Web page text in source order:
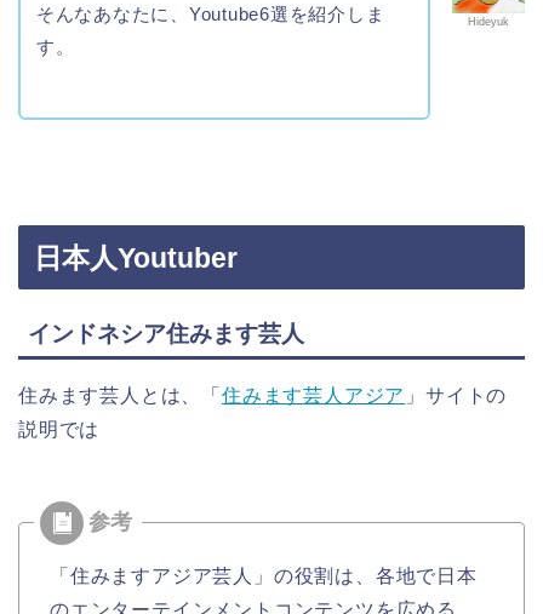
Hideyuk
そんなあなたに、Youtube6選を紹介しま
す。
日本人Youtuber
インドネシア住みます芸人
住みます芸人とは、「 住みます芸人アジア 」サイトの
説明では
「住みますアジア芸人」の役割は、各地で日本
のエンターテインメントコンテンツを広める